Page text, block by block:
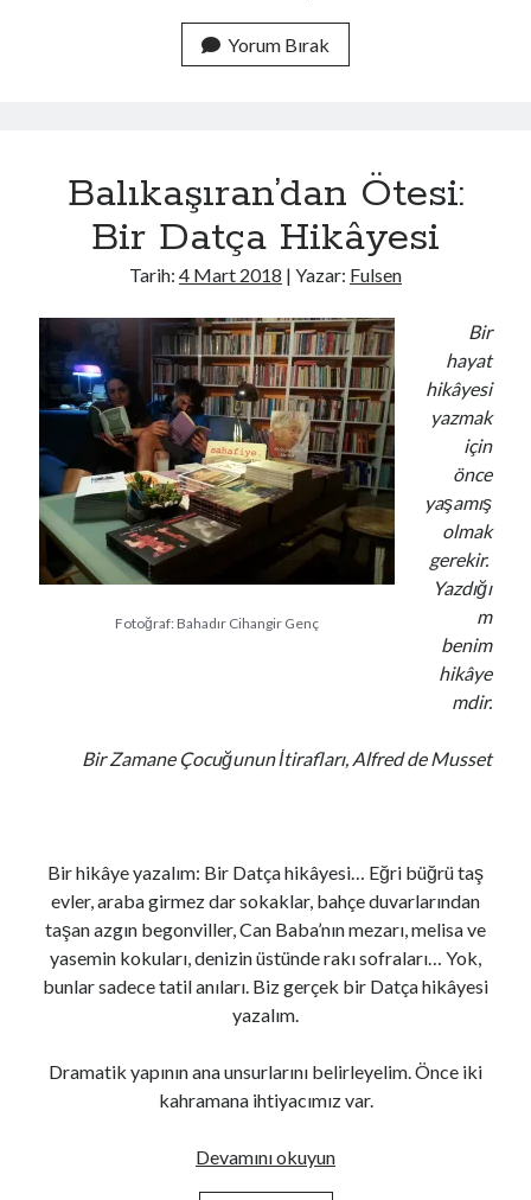
Yorum Bırak
Balıkaşıran’dan Ötesi:
Bir Datça Hikâyesi
Tarih: 4 Mart 2018 | Yazar: Fulsen
Fotoğraf: Bahadır Cihangir Genç
Bir
hayat
hikâyesi
yazmak
için
önce
yaşamış
olmak
gerekir.
Yazdığı
m
benim
hikâye
mdir.
Bir Zamane Çocuğunun İtirafları, Alfred de Musset
Bir hikâye yazalım: Bir Datça hikâyesi… Eğri büğrü taş
evler, araba girmez dar sokaklar, bahçe duvarlarından
taşan azgın begonviller, Can Baba’nın mezarı, melisa ve
yasemin kokuları, denizin üstünde rakı sofraları… Yok,
bunlar sadece tatil anıları. Biz gerçek bir Datça hikâyesi
yazalım.
Dramatik yapının ana unsurlarını belirleyelim. Önce iki
kahramana ihtiyacımız var.
Devamını okuyunBalıkaşıran’dan